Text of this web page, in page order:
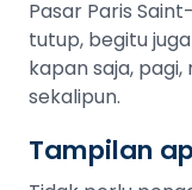
Pasar Paris
tutup, begitu
kapan saja,
sekalipun.
Tampilan